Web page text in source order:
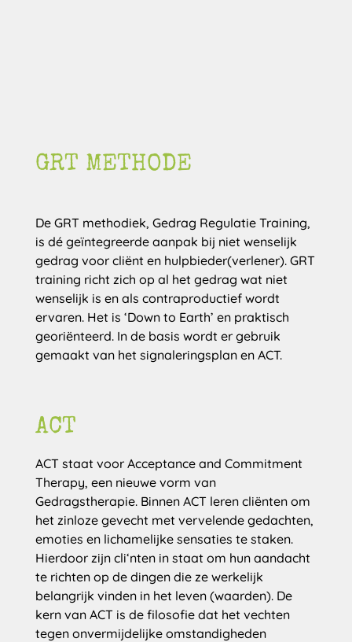
GRT METHODE
De GRT methodiek, Gedrag Regulatie Training,
is dé geïntegreerde aanpak bij niet wenselijk
gedrag voor cliënt en hulpbieder(verlener). GRT
training richt zich op al het gedrag wat niet
wenselijk is en als contraproductief wordt
ervaren. Het is ‘Down to Earth’ en praktisch
georiënteerd. In de basis wordt er gebruik
gemaakt van het signaleringsplan en ACT.
ACT
ACT staat voor Acceptance and Commitment
Therapy, een nieuwe vorm van
Gedragstherapie. Binnen ACT leren cliënten om
het zinloze gevecht met vervelende gedachten,
emoties en lichamelijke sensaties te staken.
Hierdoor zijn cli‘nten in staat om hun aandacht
te richten op de dingen die ze werkelijk
belangrijk vinden in het leven (waarden). De
kern van ACT is de filosofie dat het vechten
tegen onvermijdelijke omstandigheden